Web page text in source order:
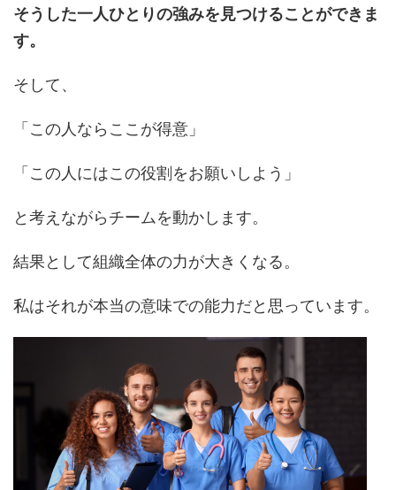
そうした一人ひとりの強みを見つけることができま
す。
そして、
「この人ならここが得意」
「この人にはこの役割をお願いしよう」
と考えながらチームを動かします。
結果として組織全体の力が大きくなる。
私はそれが本当の意味での能力だと思っています。